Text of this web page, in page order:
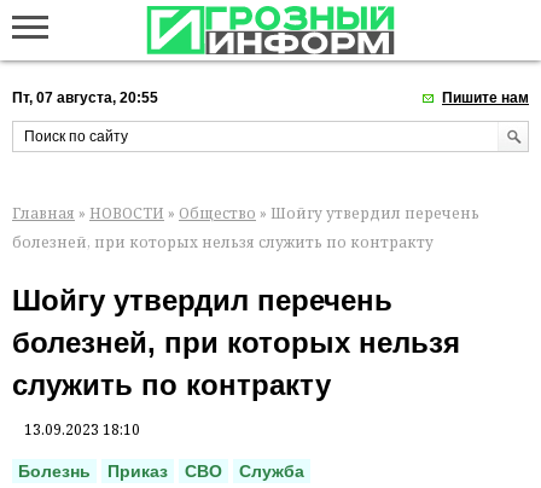
Пт, 07 августа, 20:55 Пишите нам
Главная » НОВОСТИ » Общество » Шойгу утвердил перечень
болезней, при которых нельзя служить по контракту
Шойгу утвердил перечень
болезней, при которых нельзя
служить по контракту
13.09.2023 18:10
Болезнь Приказ СВО Служба